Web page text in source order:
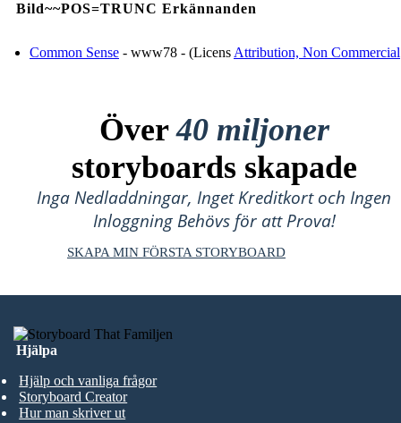
Bild~~POS=TRUNC Erkännanden
Common Sense - www78 - (Licens Attribution, Non Commercial
Över40 miljoner
storyboards skapade
Inga Nedladdningar, Inget Kreditkort och Ingen
Inloggning Behövs för att Prova!
SKAPA MIN FÖRSTA STORYBOARD
Hjälpa
Hjälp och vanliga frågor
Storyboard Creator
Hur man skriver ut